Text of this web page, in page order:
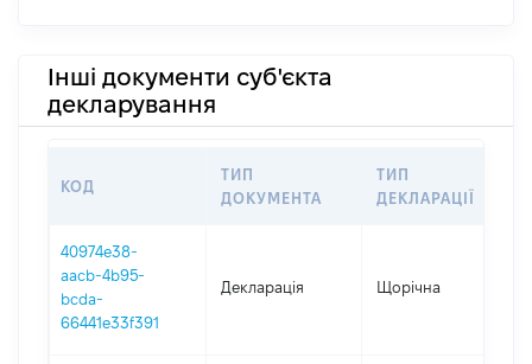
Інші документи суб'єкта
декларування
КОД
ТИП
ДОКУМЕНТА
ТИП
ДЕКЛАРАЦІЇ
40974e38-
aacb-4b95-
bcda-
66441e33f391
Декларація Щорічна